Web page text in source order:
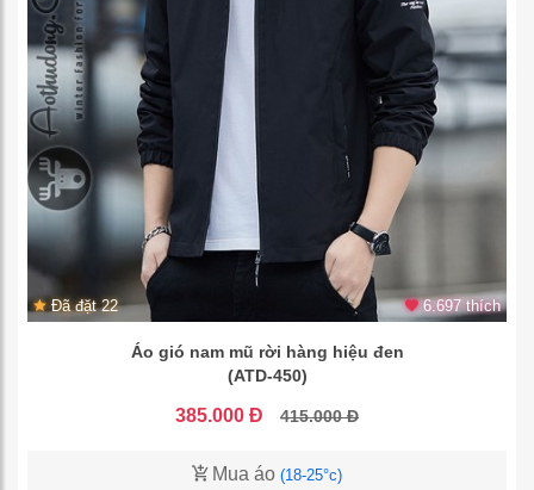
Đã đặt 22 6.697 thích
Áo gió nam mũ rời hàng hiệu đen
(ATD-450)
385.000 Đ 415.000 Đ
Mua áo (18-25°c)